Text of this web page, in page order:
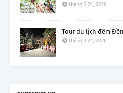
tháng 3 24, 2026
Tour du lịch đêm
tháng 3 24, 2026